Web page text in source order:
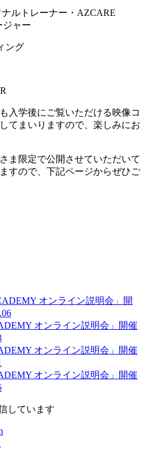
ルトレーナー・AZCARE
ジャー
ング
入学後にご覧いただける映像コ
てまいりますので、楽しみにお
ま限定で公開させていただいて
すので、下記ページからぜひご
オンライン説明会」開
オンライン説明会」開催
オンライン説明会」開催
オンライン説明会」開催
しています